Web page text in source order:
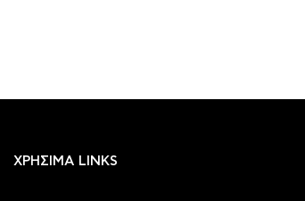
ΧΡΗΣΙΜΑ LINKS